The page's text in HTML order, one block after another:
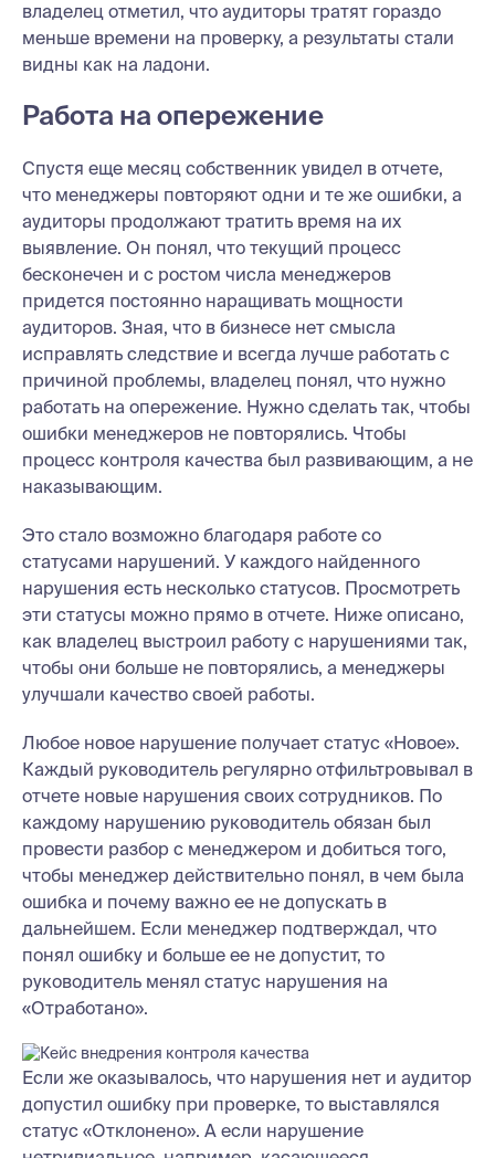
владелец отметил, что аудиторы тратят гораздо
меньше времени на проверку, а результаты стали
видны как на ладони.
Работа на опережение
Спустя еще месяц собственник увидел в отчете,
что менеджеры повторяют одни и те же ошибки, а
аудиторы продолжают тратить время на их
выявление. Он понял, что текущий процесс
бесконечен и с ростом числа менеджеров
придется постоянно наращивать мощности
аудиторов. Зная, что в бизнесе нет смысла
исправлять следствие и всегда лучше работать с
причиной проблемы, владелец понял, что нужно
работать на опережение. Нужно сделать так, чтобы
ошибки менеджеров не повторялись. Чтобы
процесс контроля качества был развивающим, а не
наказывающим.
Это стало возможно благодаря работе со
статусами нарушений. У каждого найденного
нарушения есть несколько статусов. Просмотреть
эти статусы можно прямо в отчете. Ниже описано,
как владелец выстроил работу с нарушениями так,
чтобы они больше не повторялись, а менеджеры
улучшали качество своей работы.
Любое новое нарушение получает статус «Новое».
Каждый руководитель регулярно отфильтровывал в
отчете новые нарушения своих сотрудников. По
каждому нарушению руководитель обязан был
провести разбор с менеджером и добиться того,
чтобы менеджер действительно понял, в чем была
ошибка и почему важно ее не допускать в
дальнейшем. Если менеджер подтверждал, что
понял ошибку и больше ее не допустит, то
руководитель менял статус нарушения на
«Отработано».
Если же оказывалось, что нарушения нет и аудитор
допустил ошибку при проверке, то выставлялся
статуc «Отклонено». А если нарушение